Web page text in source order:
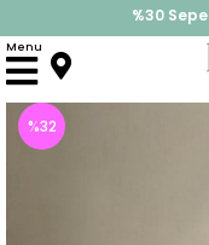
%30
İndirimlere ek
Menu
Anasayfa Pijama & İç Giyim
%32